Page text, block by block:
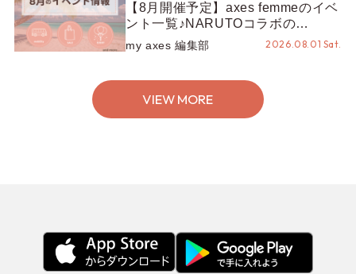
【8月開催予定】axes femmeのイベ
ント一覧♪NARUTOコラボの
REZEN POPUPから、プチYour
Stage.、ティーパーティまで！8月
my axes 編集部 2026.08.01 Sat.
VIEW MORE